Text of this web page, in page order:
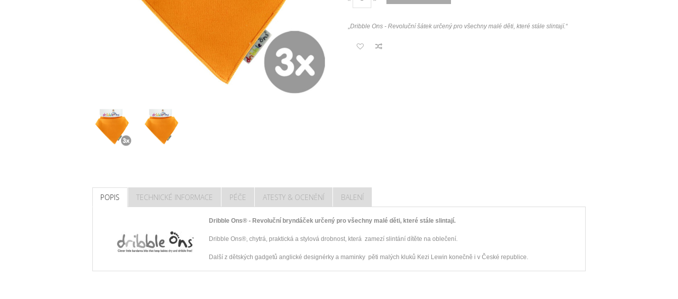
„Dribble Ons - Revoluční šátek určený pro všechny malé děti, které stále slintají.“
POPIS TECHNICKÉ INFORMACE PÉČE ATESTY & OCENĚNÍ BALENÍ
Dribble Ons® - Revoluční bryndáček určený pro všechny malé děti, které stále slintají.
Dribble Ons®, chytrá, praktická a stylová drobnost, která zamezí slintání dítěte na oblečení.
Další z dětských gadgetů anglické designérky a maminky pěti malých kluků Kezi Lewin konečně i v České republice.